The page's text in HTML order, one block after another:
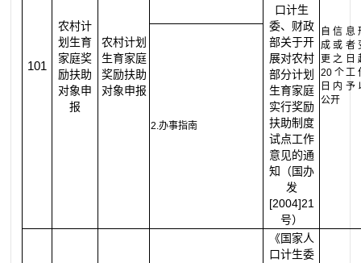
101
农村计
划生育
家庭奖
励扶助
对象申
报
农村计划
生育家庭
奖励扶助
对象申报
口计生
委、财政
部关于开
展对农村
部分计划
生育家庭
实行奖励
扶助制度
试点工作
意见的通
知（国办
发
[2004]21
号）
自信息
成或者
更之日
20个工
日内予
公开
2.办事指南
《国家人
口计生委